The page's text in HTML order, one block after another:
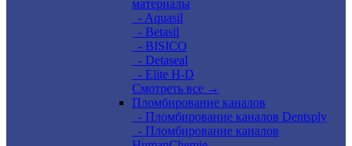
материалы
- Aquasil
- Betasil
- BISICO
- Detaseal
- Elite H-D
Смотреть все →
Пломбирование каналов
- Пломбирование каналов Dentsply
- Пломбирование каналов